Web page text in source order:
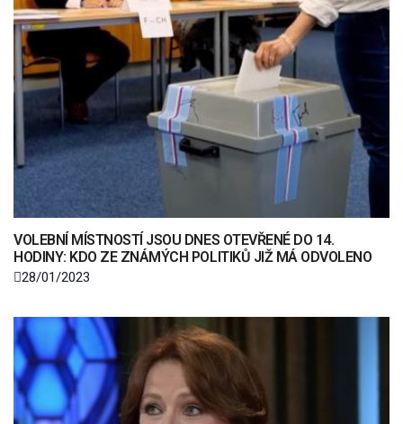
VOLEBNÍ MÍSTNOSTÍ JSOU DNES OTEVŘENÉ DO 14.
HODINY: KDO ZE ZNÁMÝCH POLITIKŮ JIŽ MÁ ODVOLENO
28/01/2023